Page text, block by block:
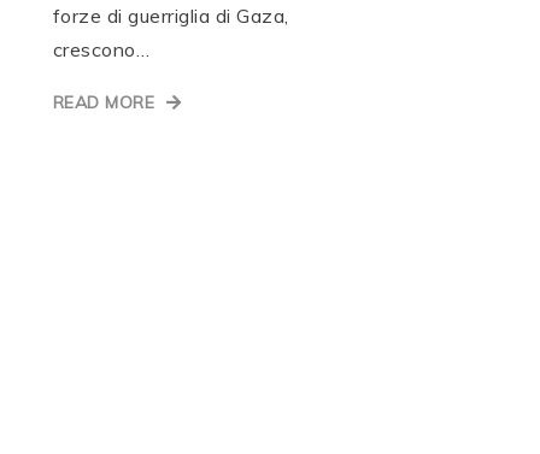
forze di guerriglia di Gaza,
crescono…
READ MORE